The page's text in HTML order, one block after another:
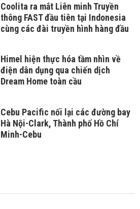
Coolita ra mắt Liên minh Truyền
thông FAST đầu tiên tại Indonesia
cùng các đài truyền hình hàng đầu
Himel hiện thực hóa tầm nhìn về
điện dân dụng qua chiến dịch
Dream Home toàn cầu
Cebu Pacific nối lại các đường bay
Hà Nội-Clark, Thành phố Hồ Chí
Minh-Cebu